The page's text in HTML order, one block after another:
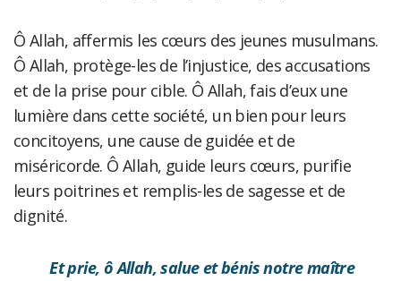
Ô Allah, affermis les cœurs des jeunes musulmans.
Ô Allah, protège-les de l’injustice, des accusations
et de la prise pour cible. Ô Allah, fais d’eux une
lumière dans cette société, un bien pour leurs
concitoyens, une cause de guidée et de
miséricorde. Ô Allah, guide leurs cœurs, purifie
leurs poitrines et remplis-les de sagesse et de
dignité.
Et prie, ô Allah, salue et bénis notre maître